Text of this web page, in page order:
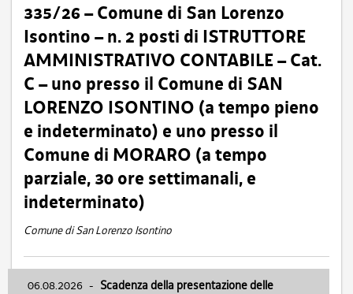
335/26 – Comune di San Lorenzo
Isontino – n. 2 posti di ISTRUTTORE
AMMINISTRATIVO CONTABILE – Cat.
C – uno presso il Comune di SAN
LORENZO ISONTINO (a tempo pieno
e indeterminato) e uno presso il
Comune di MORARO (a tempo
parziale, 30 ore settimanali, e
indeterminato)
Comune di San Lorenzo Isontino
06.08.2026 - Scadenza della presentazione delle